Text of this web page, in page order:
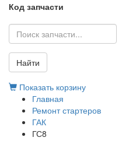
Код запчасти
Найти
Показать корзину
Главная
Ремонт стартеров
ГАК
ГС8